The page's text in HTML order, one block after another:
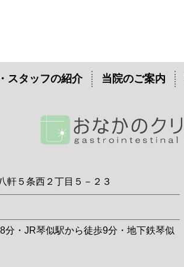
スタッフの紹介 当院のご案内
区八軒５条西２丁目５－２３
分・JR琴似駅から徒歩9分・地下鉄琴似